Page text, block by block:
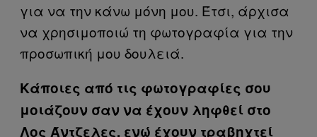
για να την κάνω μόνη μου. Έτσι, άρχισα
να χρησιμοποιώ τη φωτογραφία για την
προσωπική μου δουλειά.
Κάποιες από τις φωτογραφίες σου
μοιάζουν σαν να έχουν ληφθεί στο
Λος Άντζελες, ενώ έχουν τραβηχτεί